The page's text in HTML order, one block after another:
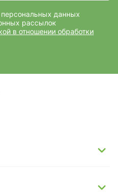
персональных данных
рассылок
в отношении обработки